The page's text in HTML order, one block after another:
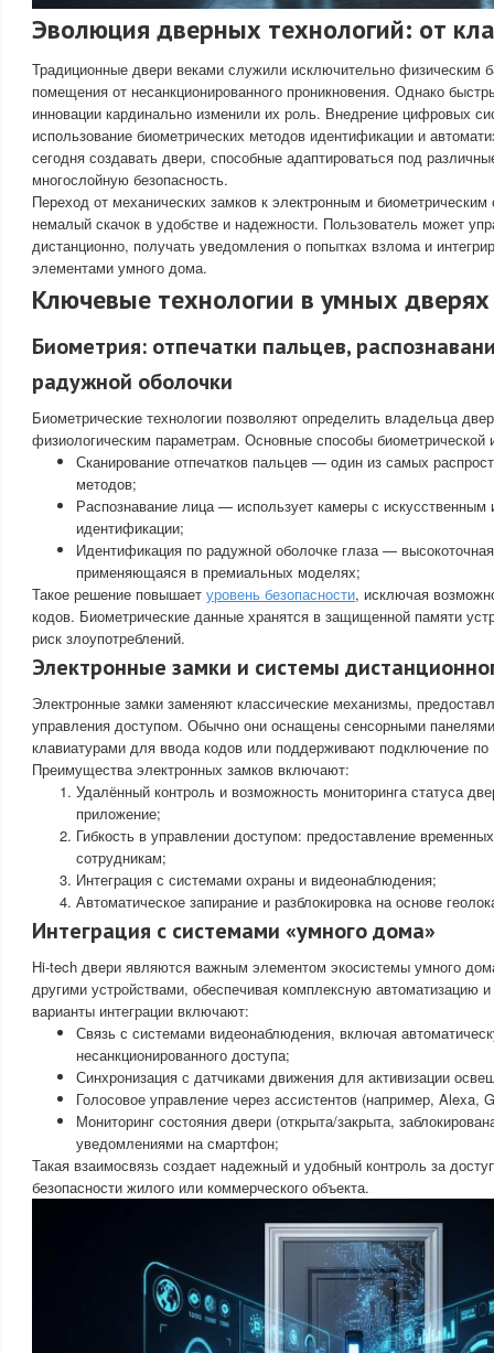
Эволюция дверных технологий: от
Традиционные двери веками служили исключительно физическим
помещения от несанкционированного проникновения. Однако
инновации кардинально изменили их роль. Внедрение цифровых
использование биометрических методов идентификации и
сегодня создавать двери, способные адаптироваться под
многослойную безопасность.
Переход от механических замков к электронным и
немалый скачок в удобстве и надежности. Пользователь может
дистанционно, получать уведомления о попытках взлома и
элементами умного дома.
Ключевые технологии в умных дверях
Биометрия: отпечатки пальцев,
радужной оболочки
Биометрические технологии позволяют определить владельца
физиологическим параметрам. Основные способы
Сканирование отпечатков пальцев — один из самых
методов;
Распознавание лица — использует камеры с искусственным
идентификации;
Идентификация по радужной оболочке глаза —
применяющаяся в премиальных моделях;
Такое решение повышает уровень безопасности, исключая
кодов. Биометрические данные хранятся в защищенной памяти
риск злоупотреблений.
Электронные замки и системы
Электронные замки заменяют классические механизмы,
управления доступом. Обычно они оснащены сенсорными
клавиатурами для ввода кодов или поддерживают подключение
Преимущества электронных замков включают:
Удалённый контроль и возможность мониторинга статуса
приложение;
Гибкость в управлении доступом: предоставление
сотрудникам;
Интеграция с системами охраны и видеонаблюдения;
Автоматическое запирание и разблокировка на основе
Интеграция с системами «умного дома»
Hi-tech двери являются важным элементом экосистемы умного
другими устройствами, обеспечивая комплексную автоматизацию
варианты интеграции включают:
Связь с системами видеонаблюдения, включая
несанкционированного доступа;
Синхронизация с датчиками движения для активизации
Голосовое управление через ассистентов (например, Alexa,
Мониторинг состояния двери (открыта/закрыта,
уведомлениями на смартфон;
Такая взаимосвязь создает надежный и удобный контроль за
безопасности жилого или коммерческого объекта.